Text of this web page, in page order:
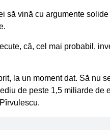
să vină cu argumente
că, cel mai probabil,
la un moment dat. Să nu
de peste 1,5 miliarde de